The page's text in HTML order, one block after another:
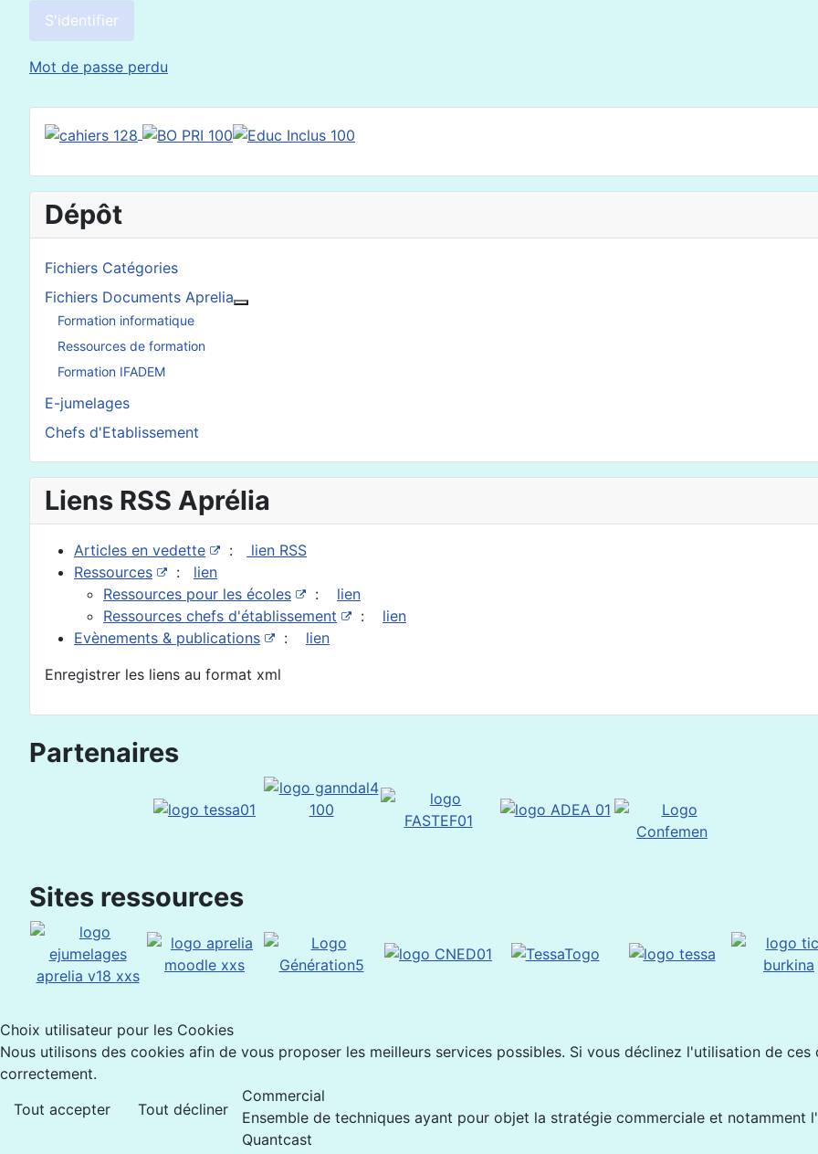
S'identifier
Mot de passe perdu
Dépôt
Fichiers Catégories
Fichiers Documents Aprelia
Formation informatique
Ressources de formation
Formation IFADEM
E-jumelages
Chefs d'Etablissement
Liens RSS Aprélia
Articles en vedette :
lien RSS
Ressources
: lien
Ressources pour les écoles
: lien
Ressources chefs d'établissement
: lien
Evènements & publications
: lien
Enregistrer les liens au format xml
Partenaires
Sites ressources
Choix utilisateur pour les Cookies
Nous utilisons des cookies afin de vous proposer les meilleurs services possibles. Si vous déclinez l'utilisation de
correctement.
Tout accepter
Tout décliner
Commercial
Ensemble de techniques ayant pour objet la stratégie commerciale et notamment
Quantcast